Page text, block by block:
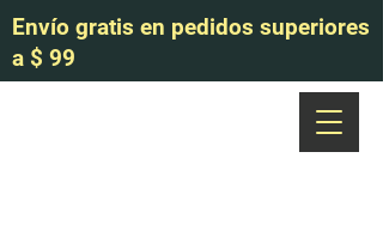
Envío gratis en pedidos superiores
a $ 99